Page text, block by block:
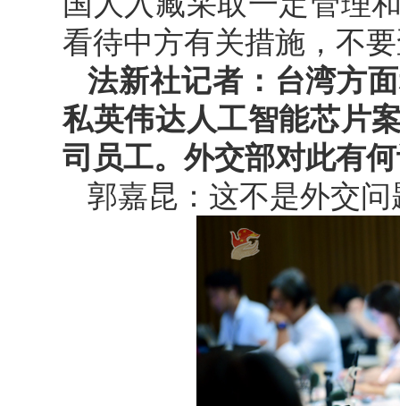
看待中方有关措施，不
法新社记者：台湾方
私英伟达人工智能芯片
司员工。外交部对此有
郭嘉昆：这不是外交